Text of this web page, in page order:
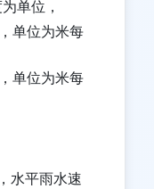
单位，
单位为米每
单位为米每
水平雨水速